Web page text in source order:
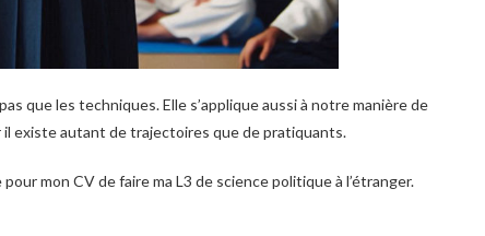
que les techniques. Elle s’applique aussi à notre manière de
il existe autant de trajectoires que de pratiquants.
mon CV de faire ma L3 de science politique à l’étranger.